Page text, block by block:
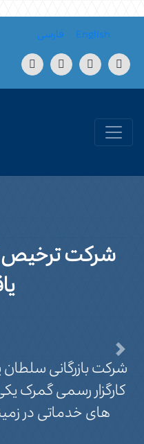
English فارسی
شرکت ترخیص
شرکت بازرگانی سلطان
کارگزار رسمی گمرک
های خدماتی در